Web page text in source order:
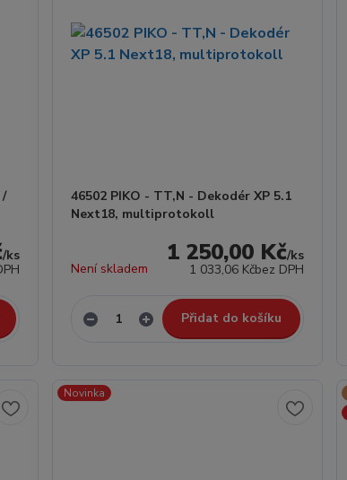
/
/ks
46502 PIKO - TT,N - Dekodér XP 5.1
Next18, multiprotokoll
1 250,00 Kč/ks
1 033,06 Kčbez DPH
Není skladem
Přidat do košíku
Novinka